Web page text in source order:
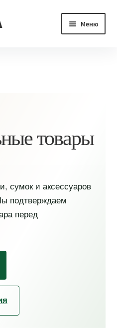
Меню
товары
сумок и аксессуаров
подтверждаем
перед